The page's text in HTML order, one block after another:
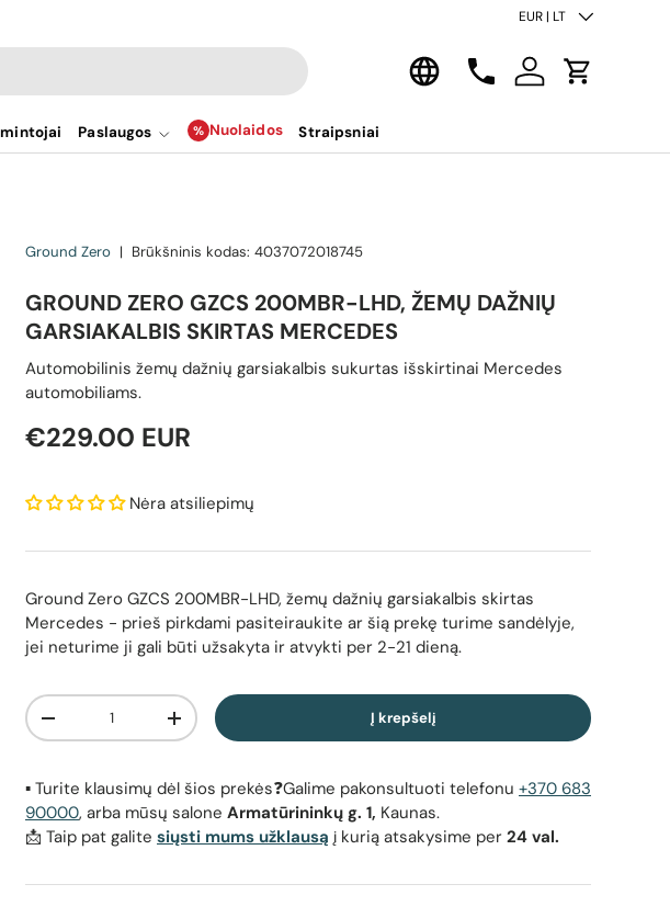
Šalis/regionas
EUR | LT
Kalba
KontaktaiPrisijungtiKrepšelis
Paslaugos Nuolaidos Straipsniai
Zero GZCS 200MBR-LHD, žemų dažnių garsiakalbis skirtas Mercedes - Šoninis kampinis
Ground Zero | Brūkšninis kodas: 4037072018745
GROUND ZERO GZCS 200MBR-LHD, ŽEMŲ DAŽNIŲ
GARSIAKALBIS SKIRTAS MERCEDES
Automobilinis žemų dažnių garsiakalbis sukurtas išskirtinai Mercedes
automobiliams.
Reguliari kaina
€229.00 EUR
Nėra atsiliepimų
Ground Zero GZCS 200MBR-LHD, žemų dažnių garsiakalbis skirtas
Mercedes - prieš pirkdami pasiteiraukite ar šią prekę turime sandėlyje,
jei neturime ji gali būti užsakyta ir atvykti per 2-21 dieną.
Kiekis
Sumažinti kiekį
Padidinti kiekį Į krepšelį
▪️ Turite klausimų dėl šios prekės❓Galime pakonsultuoti telefonu +370 683
90000, arba mūsų salone Armatūrininkų g. 1, Kaunas.
📩 Taip pat galite siųsti mums užklausą į kurią atsakysime per 24 val.